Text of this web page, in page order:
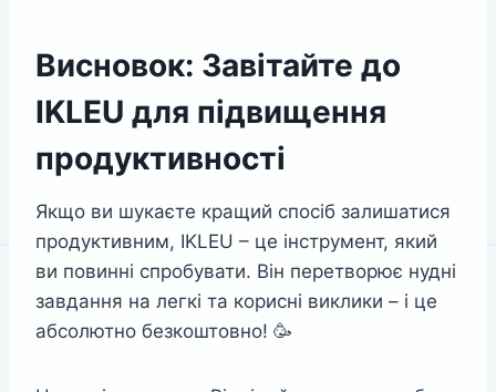
Висновок: Завітайте до
IKLEU для підвищення
продуктивності
Якщо ви шукаєте кращий спосіб залишатися
продуктивним, IKLEU – це інструмент, який
ви повинні спробувати. Він перетворює нудні
завдання на легкі та корисні виклики – і це
абсолютно безкоштовно! 🥳